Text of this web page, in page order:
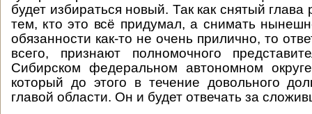
будет избираться новый. Так как снятый глава
тем, кто это всё придумал, а снимать
обязанности как-то не очень прилично, то
всего, признают полномочного
Сибирском федеральном автономном
который до этого в течение довольного
главой области. Он и будет отвечать за